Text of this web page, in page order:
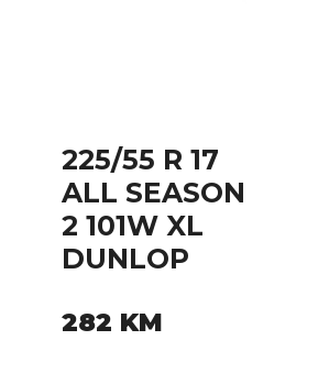
225/55 R 17
ALL SEASON
2 101W XL
DUNLOP
282 KM